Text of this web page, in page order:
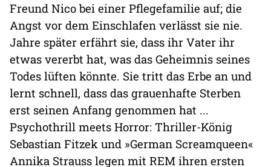
Freund Nico bei einer Pflegefamilie auf; die
Angst vor dem Einschlafen verlässt sie nie.
Jahre später erfährt sie, dass ihr Vater ihr
etwas vererbt hat, was das Geheimnis seines
Todes lüften könnte. Sie tritt das Erbe an und
lernt schnell, dass das grauenhafte Sterben
erst seinen Anfang genommen hat ...
Psychothrill meets Horror: Thriller-König
Sebastian Fitzek und »German Screamqueen«
Annika Strauss legen mit REM ihren ersten